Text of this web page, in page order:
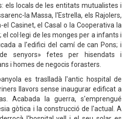
els locals de les entitats mutualistes i
la Massa, l'Estrella, els Rajolers,
Casinet, el Casal o la Cooperativa la
el col·legi de les monges per a infants i
a l'edifici del camí de can Pons; i
senyors» fetes per hisendats i
i homes de negocis forasters.
es traslladà l'antic hospital de
llavors sense inaugurar edificat a
Acabada la guerra, s'emprengué
gòtica i la construcció de l'actual. A